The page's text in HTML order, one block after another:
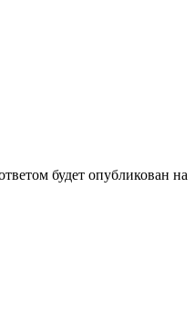
будет опубликован на